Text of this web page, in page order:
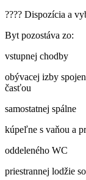
???? Dispozícia a
Byt pozostáva zo:
vstupnej chodby
obývacej izby
časťou
samostatnej spálne
kúpeľne s vaňou a
oddeleného WC
priestrannej lodžie